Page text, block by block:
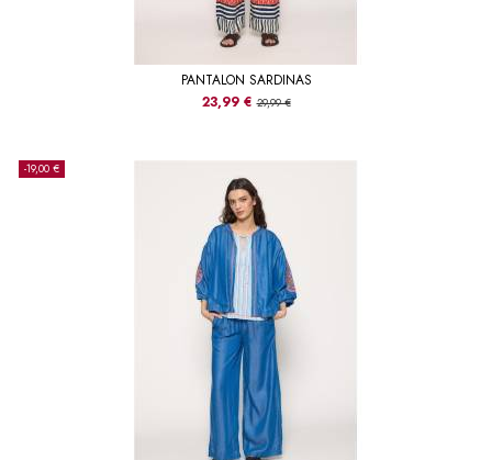
PANTALON SARDINAS
23,99 € 29,99 €
-19,00 €